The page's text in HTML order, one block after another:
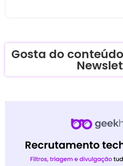
Gosta do